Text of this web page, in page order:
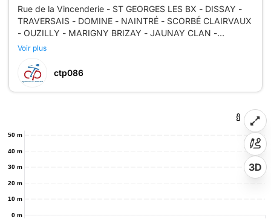
Rue de la Vincenderie - ST GEORGES LES BX - DISSAY -
TRAVERSAIS - DOMINE - NAINTRÉ - SCORBÉ CLAIRVAUX
- OUZILLY - MARIGNY BRIZAY - JAUNAY CLAN -
Voir plus
ctp086
0 m
10 m
20 m
30 m
40 m
50 m
3D